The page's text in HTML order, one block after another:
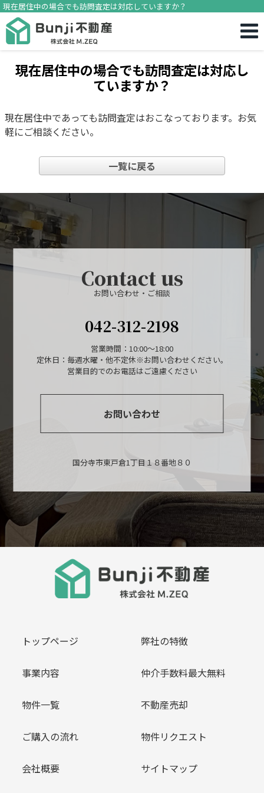
現在居住中の場合でも訪問査定は対応していますか？
現在居住中の場合でも訪問査定は対応し
ていますか？
現在居住中であっても訪問査定はおこなっております。お気
軽にご相談ください。
一覧に戻る
Contact us
お問い合わせ・ご相談
042-312-2198
営業時間：10:00～18:00
定休日：毎週水曜・他不定休※お問い合わせください。
営業目的でのお電話はご遠慮ください
お問い合わせ
国分寺市東戸倉1丁目１８番地８０
トップページ 弊社の特徴
事業内容 仲介手数料最大無料
物件一覧 不動産売却
ご購入の流れ 物件リクエスト
会社概要 サイトマップ